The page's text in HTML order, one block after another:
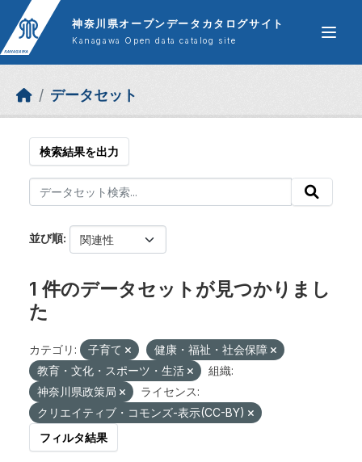
Skip to main content
神奈川県オープンデータカタログサイト
Kanagawa Open data catalog site
データセット
検索結果を出力
並び順
1 件のデータセットが見つかりまし
た
カテゴリ: 子育て
健康・福祉・社会保障
教育・文化・スポーツ・生活
組織:
神奈川県政策局
ライセンス:
クリエイティブ・コモンズ-表示(CC-BY)
フィルタ結果